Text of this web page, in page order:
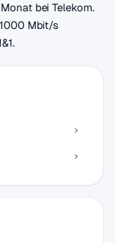
bei Telekom.
Mbit/s